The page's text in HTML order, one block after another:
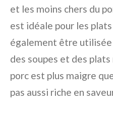
et les moins chers du
est idéale pour les
également être
des soupes et des
porc est plus maigre
pas aussi riche en